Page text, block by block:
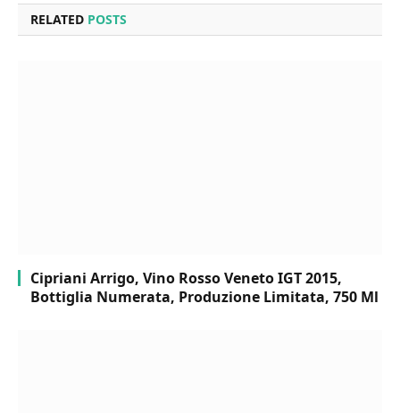
RELATED POSTS
Cipriani Arrigo, Vino Rosso Veneto IGT 2015,
Bottiglia Numerata, Produzione Limitata, 750 Ml